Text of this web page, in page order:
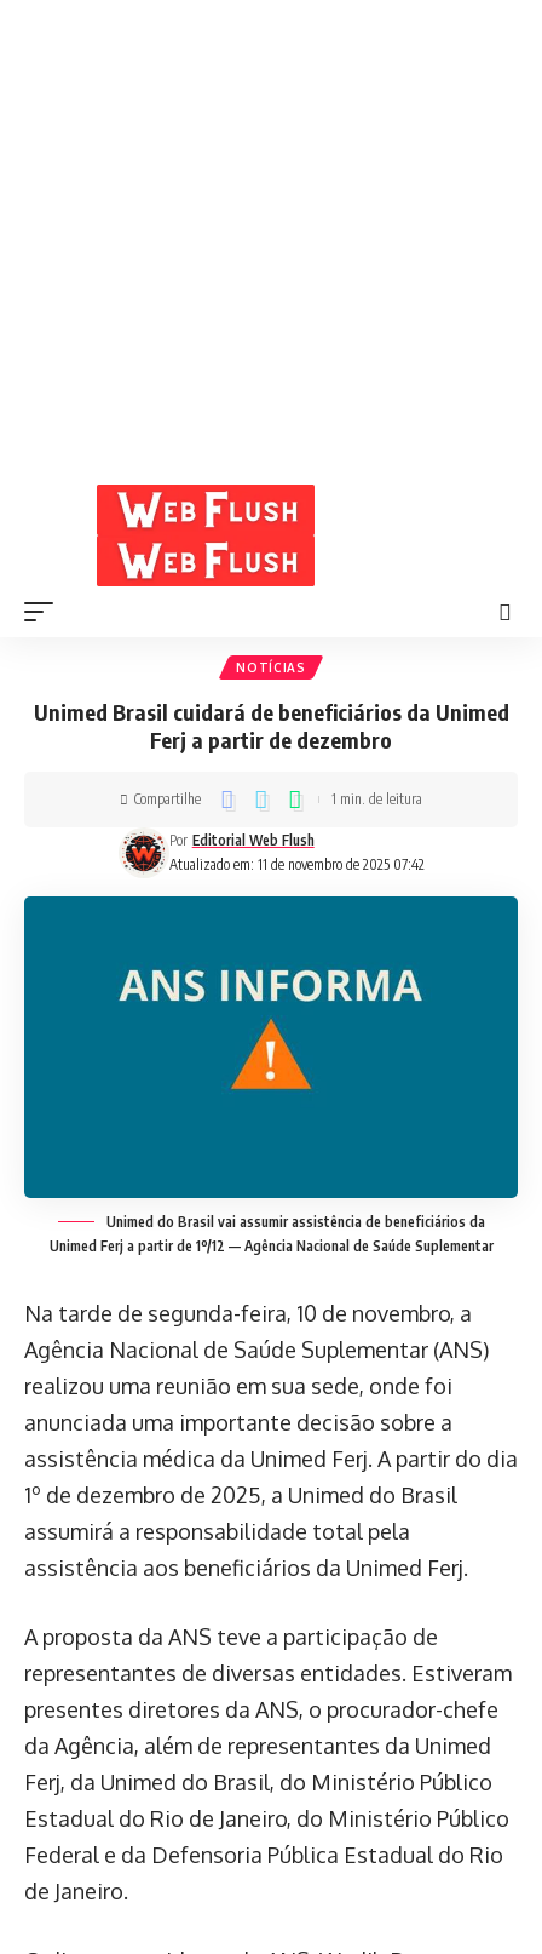
NOTÍCIAS
Unimed Brasil cuidará de beneficiários da Unimed
Ferj a partir de dezembro
Atualizado em: 11 de novembro de 2025 07:42
Por Editorial Web Flush
Compartilhe 1 min. de leitura
Unimed do Brasil vai assumir assistência de beneficiários da
Unimed Ferj a partir de 1º/12 — Agência Nacional de Saúde Suplementar
Na tarde de segunda-feira, 10 de novembro, a
Agência Nacional de Saúde Suplementar (ANS)
realizou uma reunião em sua sede, onde foi
anunciada uma importante decisão sobre a
assistência médica da Unimed Ferj. A partir do dia
1º de dezembro de 2025, a Unimed do Brasil
assumirá a responsabilidade total pela
assistência aos beneficiários da Unimed Ferj.
A proposta da ANS teve a participação de
representantes de diversas entidades. Estiveram
presentes diretores da ANS, o procurador-chefe
da Agência, além de representantes da Unimed
Ferj, da Unimed do Brasil, do Ministério Público
Estadual do Rio de Janeiro, do Ministério Público
Federal e da Defensoria Pública Estadual do Rio
de Janeiro.